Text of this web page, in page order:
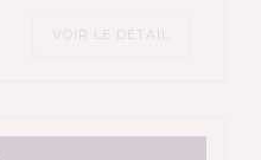
VOIR LE DÉTAIL